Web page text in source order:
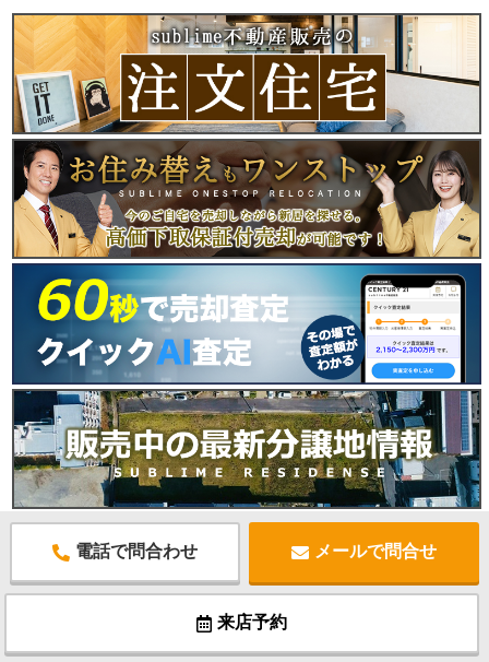
電話で問合わせ メールで問合せ
来店予約